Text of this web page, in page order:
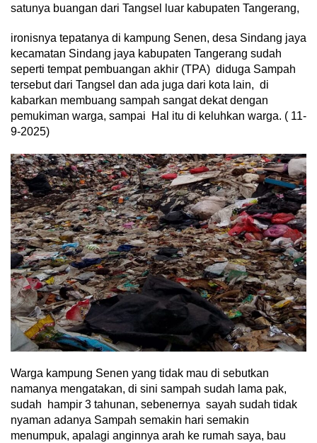
satunya buangan dari Tangsel luar kabupaten Tangerang,
ironisnya tepatanya di kampung Senen, desa Sindang jaya
kecamatan Sindang jaya kabupaten Tangerang sudah
seperti tempat pembuangan akhir (TPA) diduga Sampah
tersebut dari Tangsel dan ada juga dari kota lain, di
kabarkan membuang sampah sangat dekat dengan
pemukiman warga, sampai Hal itu di keluhkan warga. ( 11-
9-2025)
Warga kampung Senen yang tidak mau di sebutkan
namanya mengatakan, di sini sampah sudah lama pak,
sudah hampir 3 tahunan, sebenernya sayah sudah tidak
nyaman adanya Sampah semakin hari semakin
menumpuk, apalagi anginnya arah ke rumah saya, bau